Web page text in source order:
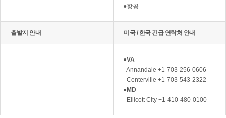
●항공
출발지 안내 미국 / 한국 긴급 연락처 안내
●VA
- Annandale +1-703-256-0606
- Centerville +1-703-543-2322
●MD
- Ellicott City +1-410-480-0100